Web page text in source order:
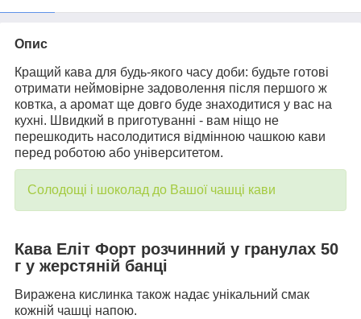
Опис
Кращий кава для будь-якого часу доби: будьте готові
отримати неймовірне задоволення після першого ж
ковтка, а аромат ще довго буде знаходитися у вас на
кухні. Швидкий в приготуванні - вам ніщо не
перешкодить насолодитися відмінною чашкою кави
перед роботою або університетом.
Солодощі і шоколад до Вашої чашці кави
Кава Еліт Форт розчинний у гранулах 50
г у жерстяній банці
Виражена кислинка також надає унікальний смак
кожній чашці напою.